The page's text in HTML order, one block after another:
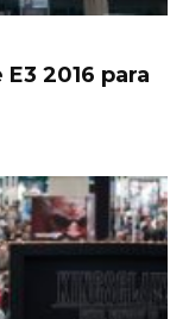
2016 para